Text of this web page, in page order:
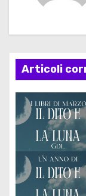
z
i
o
n
e
a
Articoli